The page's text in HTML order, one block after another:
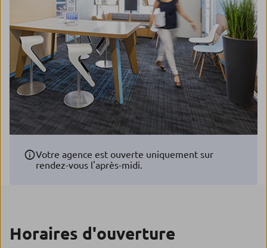
Votre agence est ouverte uniquement sur
rendez-vous l'après-midi.
Horaires d'ouverture